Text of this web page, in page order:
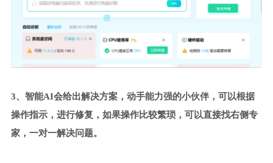
3、智能AI会给出解决方案，动手能力强的小伙伴，可以根据
操作指示，进行修复，如果操作比较繁琐，可以直接找右侧专
家，一对一解决问题。